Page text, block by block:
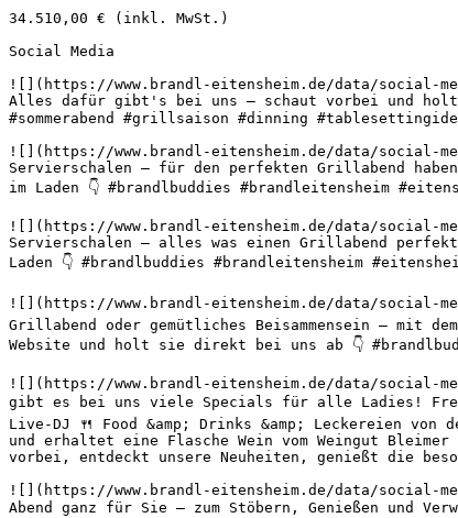
34.510,00 € (inkl. MwSt.)
Social Media
![](https://www.brandl-eitensheim.de/data/social-
Alles dafür gibt's bei uns – schaut vorbei und holt
#sommerabend #grillsaison #dinning
![](https://www.brandl-eitensheim.de/data/social-
Servierschalen – für den perfekten Grillabend
im Laden 👇 #brandlbuddies #brandleitensheim
![](https://www.brandl-eitensheim.de/data/social-
Servierschalen – alles was einen Grillabend
Laden 👇 #brandlbuddies #brandleitensheim
![](https://www.brandl-eitensheim.de/data/social-
Grillabend oder gemütliches Beisammensein – mit
Website und holt sie direkt bei uns ab 👇
![](https://www.brandl-eitensheim.de/data/social-
gibt es bei uns viele Specials für alle Ladies!
Live-DJ 🍴 Food &amp; Drinks &amp; Leckereien
und erhaltet eine Flasche Wein vom Weingut
vorbei, entdeckt unsere Neuheiten, genießt die
![](https://www.brandl-eitensheim.de/data/social-
Abend ganz für Sie – zum Stöbern, Genießen und